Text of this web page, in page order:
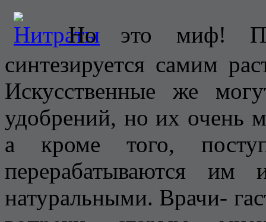
Но это миф!
синтезируется самим
Искусственные же
удобрений, но их очень
а кроме того,
перерабатываются
натуральными. Врачи-